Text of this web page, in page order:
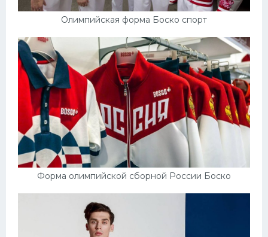
Олимпийская форма Боско спорт
Форма олимпийской сборной России Боско